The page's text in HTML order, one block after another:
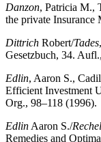
Danzon, Patricia M.,
the private Insurance
Dittrich Robert/Tades
Gesetzbuch, 34.
Edlin, Aaron S.,
Efficient Investment
Org., 98–118 (1996).
Edlin Aaron S./
Remedies and